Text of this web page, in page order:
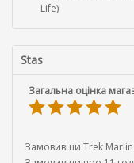
Life)
Stas
Загальна оцінка
Замовивши Trek